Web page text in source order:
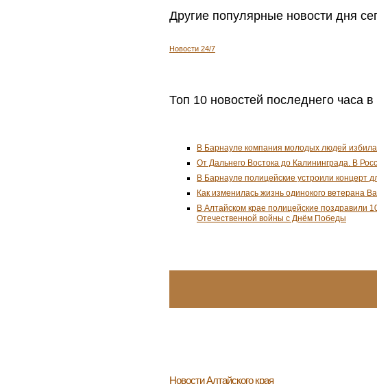
Другие популярные новости дня
Новости 24/7
Топ 10 новостей последнего часа
В Барнауле компания молодых людей
От Дальнего Востока до Калининграда. В
В Барнауле полицейские устроили концерт
Как изменилась жизнь одинокого ветерана
В Алтайском крае полицейские поздравили
Отечественной войны с Днём Победы
НовостиАлтайского края